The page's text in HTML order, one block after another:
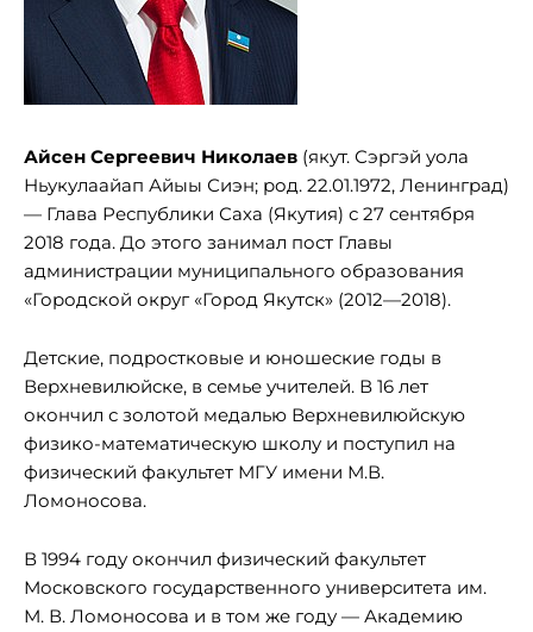
Айсен Сергеевич Николаев (якут. Сэргэй уола
Ньукулаайап Айыы Сиэн; род. 22.01.1972, Ленинград)
— Глава Республики Саха (Якутия) с 27 сентября
2018 года. До этого занимал пост Главы
администрации муниципального образования
«Городской округ «Город Якутск» (2012—2018).
Детские, подростковые и юношеские годы в
Верхневилюйске, в семье учителей. В 16 лет
окончил с золотой медалью Верхневилюйскую
физико-математическую школу и поступил на
физический факультет МГУ имени М.В.
Ломоносова.
В 1994 году окончил физический факультет
Московского государственного университета им.
М. В. Ломоносова и в том же году — Академию